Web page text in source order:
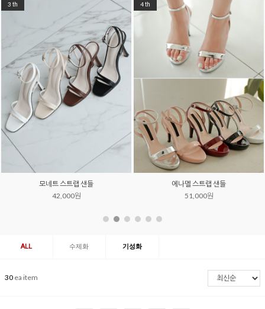
알파벳 큐빅 heel
52,000원
6th
브랭 스트랩 샌들
42,000원
ALL 수제화 기성화
30 ea item